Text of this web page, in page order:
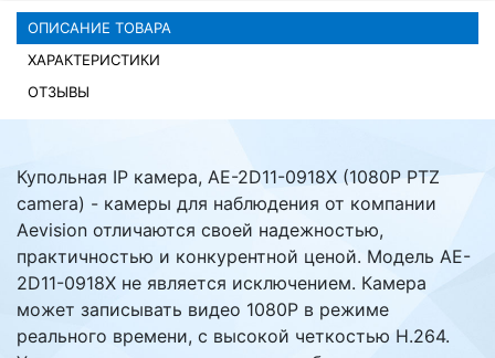
Комплектующие ПК
ОПИСАНИЕ ТОВАРА
ХАРАКТЕРИСТИКИ
ОТЗЫВЫ
Купольная IP камера, AE-2D11-0918X (1080P PTZ
camera) - камеры для наблюдения от компании
Aevision отличаются своей надежностью,
практичностью и конкурентной ценой. Модель AE-
2D11-0918X не является исключением. Камера
может записывать видео 1080P в режиме
реального времени, с высокой четкостью H.264.